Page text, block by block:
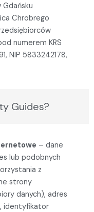
Chrobrego
numerem KRS
NIP 5833242178,
Guides?
– dane
lub podobnych
z
strony
danych), adres
identyfikator